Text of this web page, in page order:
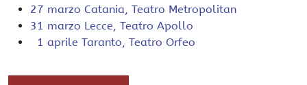
27 marzo Catania, Teatro Metropolitan
31 marzo Lecce, Teatro Apollo
1 aprile Taranto, Teatro Orfeo